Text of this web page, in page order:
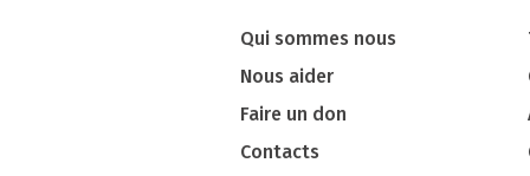
Qui sommes nous
Nous aider
Faire un don
Contacts